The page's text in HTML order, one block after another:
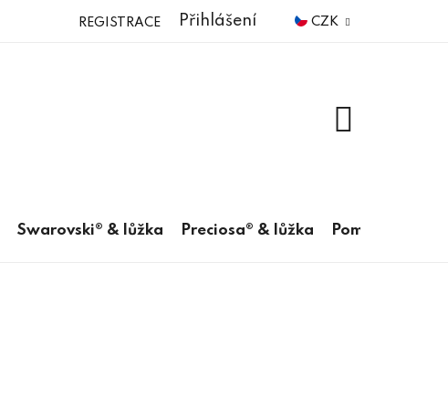
CZK
Přihlášení
REGISTRACE
Swarovski® & lůžka Preciosa® & lůžka Pomůcky